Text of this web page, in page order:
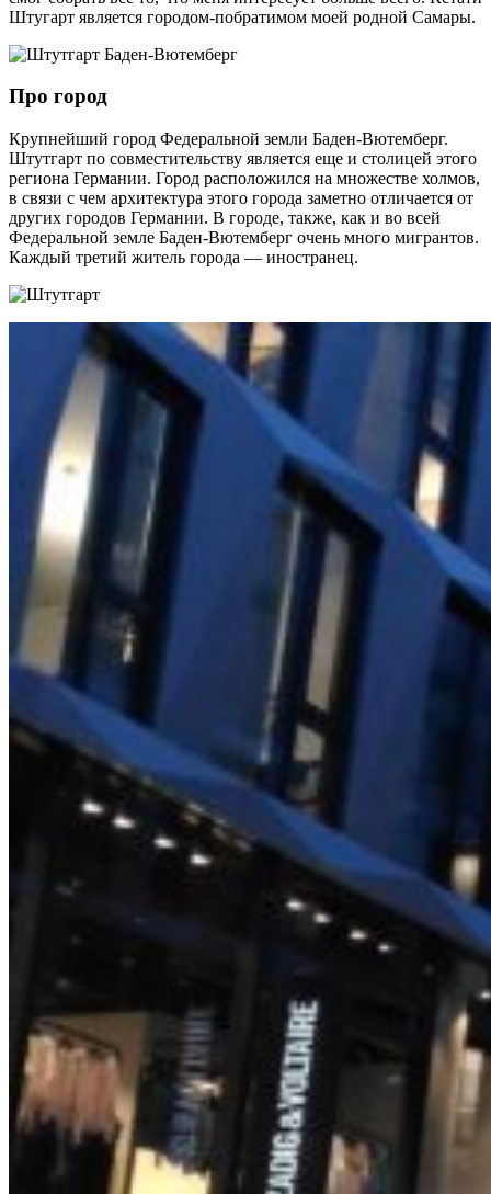
Штугарт является городом-побратимом моей родной Самары.
Про город
Крупнейший город Федеральной земли Баден-Вютемберг.
Штутгарт по совместительству является еще и столицей этого
региона Германии. Город расположился на множестве холмов,
в связи с чем архитектура этого города заметно отличается от
других городов Германии. В городе, также, как и во всей
Федеральной земле Баден-Вютемберг очень много мигрантов.
Каждый третий житель города — иностранец.